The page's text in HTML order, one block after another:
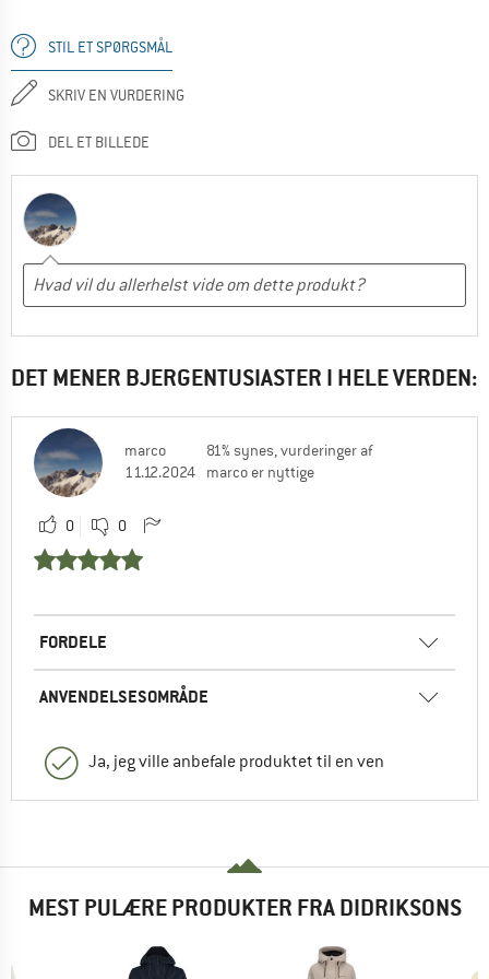
STIL ET SPØRGSMÅL
SKRIV EN VURDERING
DEL ET BILLEDE
DET MENER BJERGENTUSIASTER I HELE VERDEN:
marco
11.12.2024
81% synes, vurderinger af
marco er nyttige
0 0
FORDELE
ANVENDELSESOMRÅDE
Ja, jeg ville anbefale produktet til en ven
MEST PULÆRE PRODUKTER FRA DIDRIKSONS